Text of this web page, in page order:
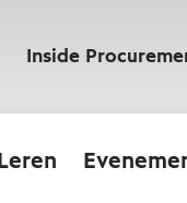
Inside
Leren